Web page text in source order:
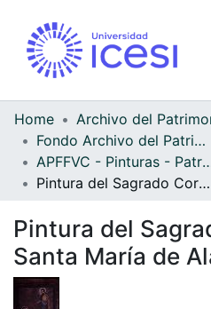
Home
Fondo Archivo del Patrimonio Fotográfico y Fílmico del Valle del Cauca
APFFVC -
Pintura del Sagrado Corazón y Santa María de Alacoque
Pintura del
Santa María de